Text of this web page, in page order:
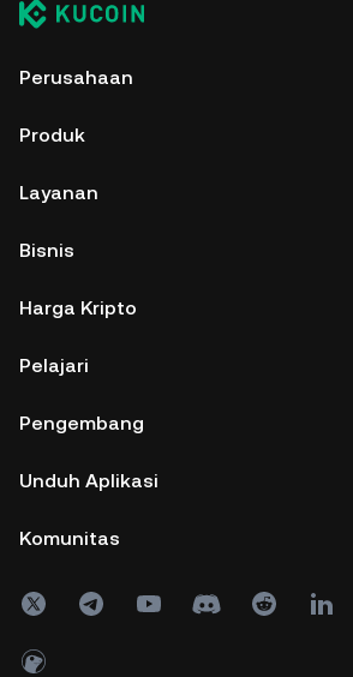
Perusahaan
Produk
Layanan
Bisnis
Harga Kripto
Pelajari
Pengembang
Unduh Aplikasi
Komunitas